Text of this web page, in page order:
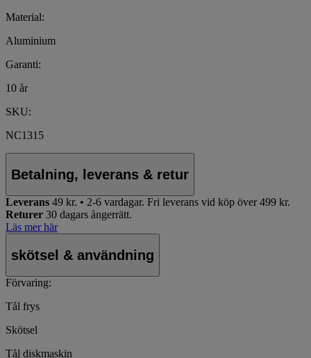
Material:
Aluminium
Garanti:
10 år
SKU:
NC1315
Betalning, leverans & retur
Leverans 49 kr. • 2-6 vardagar. Fri leverans vid köp över 499 kr.
Returer 30 dagars ångerrätt.
Läs mer här
skötsel & användning
Förvaring:
Tål frys
Skötsel
Tål diskmaskin